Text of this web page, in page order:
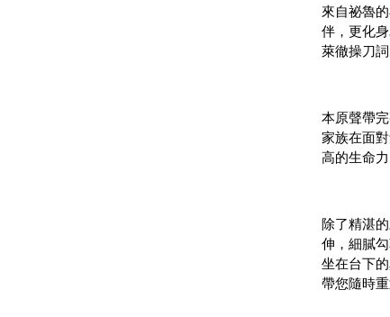
來自祕魯
伴，更化
萊徹操刀
本原聲帶
家族在面
高的生命
除了精湛
伸，細膩
坐在台下
帶您隨時